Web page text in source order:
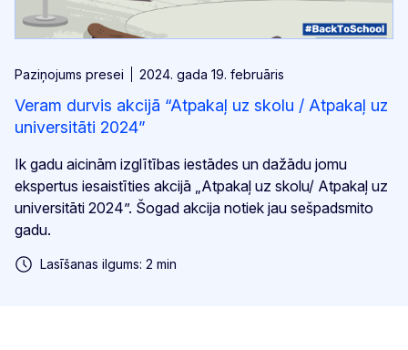
Paziņojums presei 2024. gada 19. februāris
Veram durvis akcijā “Atpakaļ uz skolu / Atpakaļ uz
universitāti 2024”
Ik gadu aicinām izglītības iestādes un dažādu jomu
ekspertus iesaistīties akcijā „Atpakaļ uz skolu/ Atpakaļ uz
universitāti 2024”. Šogad akcija notiek jau sešpadsmito
gadu.
Lasīšanas ilgums: 2 min